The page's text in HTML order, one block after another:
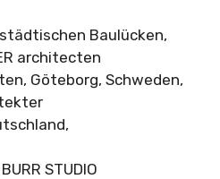
Baulücken,
architecten
Göteborg, Schweden,
STUDIO